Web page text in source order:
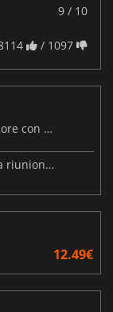
9 / 10
/ 1097
Humble - Better with 4 Friends Co-Op Encore con otto giochi
L'ultimo Co-Op Humble è perfetto per una riunione con gli amici
12.49€